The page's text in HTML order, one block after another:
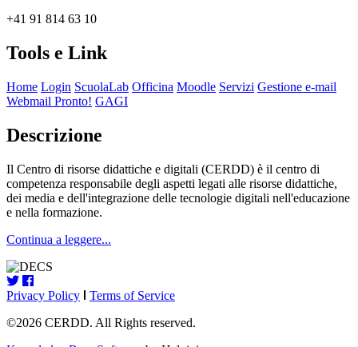
+41 91 814 63 10
Tools e Link
Home Login ScuolaLab Officina Moodle Servizi Gestione e-mail
Webmail Pronto! GAGI
Descrizione
Il Centro di risorse didattiche e digitali (CERDD) è il centro di
competenza responsabile degli aspetti legati alle risorse didattiche,
dei media e dell'integrazione delle tecnologie digitali nell'educazione
e nella formazione.
Continua a leggere...
Privacy Policy
Terms of Service
©2026 CERDD. All Rights reserved.